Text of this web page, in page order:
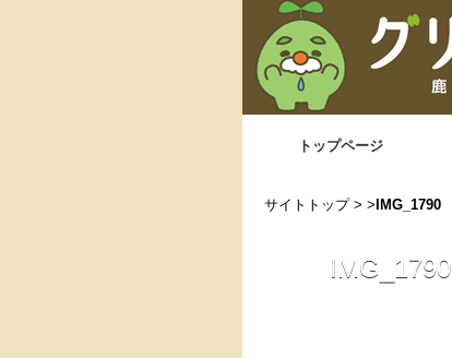
トップページ
サイトトップ> > IMG_1790
IMG_1790